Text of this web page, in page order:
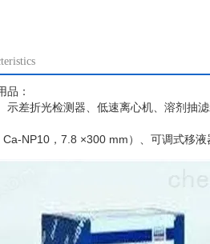
品：
示差折光检测器、低速离心机、溶剂抽
NP10，7.8 ×300 mm）、可调式移液